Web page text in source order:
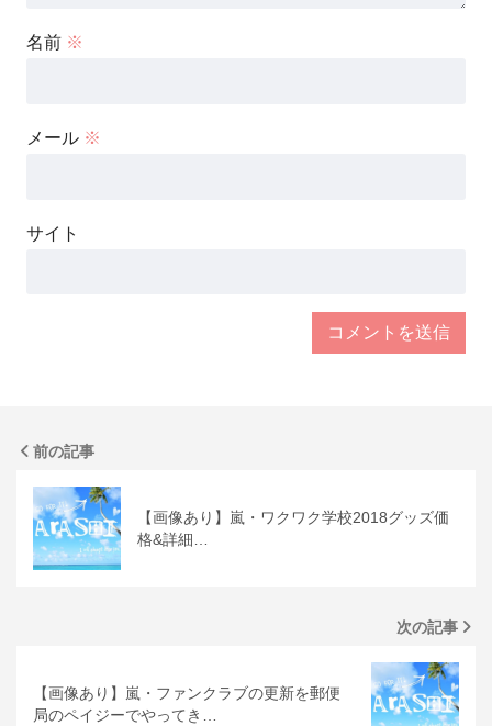
名前 ※
メール ※
サイト
前の記事
【画像あり】嵐・ワクワク学校2018グッズ価
格&詳細…
次の記事
【画像あり】嵐・ファンクラブの更新を郵便
局のペイジーでやってき…